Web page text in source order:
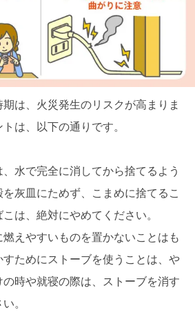
は、火災発生のリスクが高まりま
は、以下の通りです。
水で完全に消してから捨てるよう
灰皿にためず、こまめに捨てるこ
は、絶対にやめてください。
えやすいものを置かないことはも
ためにストーブを使うことは、や
時や就寝の際は、ストーブを消す
。